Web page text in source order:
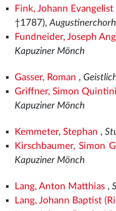
Fink, Johann Evangelist
†1787),
Fundneider, Joseph
Kapuziner Mönch
Gasser, Roman ,
Griffner, Simon
Kapuziner Mönch
Kemmeter, Stephan ,
Kirschbaumer, Simon
Kapuziner Mönch
Lang, Anton Matthias,
Lang, Johann Baptist